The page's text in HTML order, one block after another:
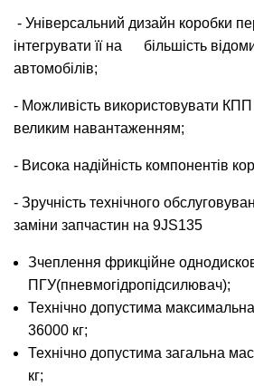
- Універсальний дизайн коробки
інтегрувати її на більшість
автомобілів;
- Можливість використовувати
великим навантаженням;
- Висока надійність компонентів
- Зручність технічного
заміни запчастин на 9JS135
Зчеплення фрикційне
ПГУ(пневмогідропідсилювач);
Технічно допустима
36000 кг;
Технічно допустима загальна
кг;